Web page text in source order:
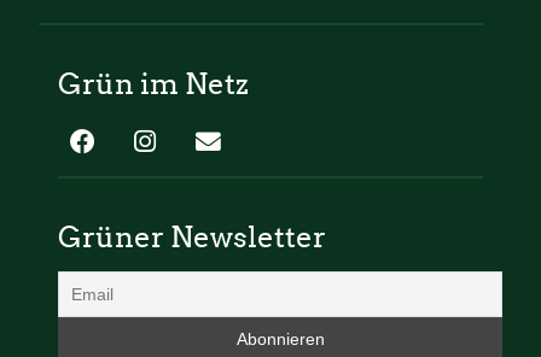
Grün im Netz
Grüner Newsletter